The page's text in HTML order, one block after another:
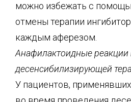
можно избежать с
отмены терапии
каждым аферезом.
Анафилактоидные реакции
десенсибилизирующей
У пациентов,